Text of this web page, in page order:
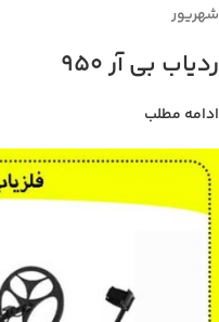
شهریور
ردیاب بی آر 950
ادامه مطلب